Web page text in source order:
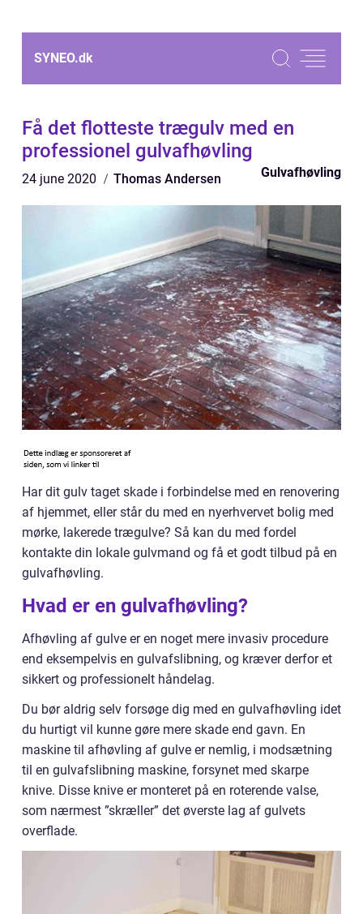
SYNEO.dk
Få det flotteste trægulv med en
professionel gulvafhøvling
24 june 2020 Thomas Andersen Gulvafhøvling
Har dit gulv taget skade i forbindelse med en renovering
af hjemmet, eller står du med en nyerhvervet bolig med
mørke, lakerede trægulve? Så kan du med fordel
kontakte din lokale gulvmand og få et godt tilbud på en
gulvafhøvling.
Hvad er en gulvafhøvling?
Afhøvling af gulve er en noget mere invasiv procedure
end eksempelvis en gulvafslibning, og kræver derfor et
sikkert og professionelt håndelag.
Du bør aldrig selv forsøge dig med en gulvafhøvling idet
du hurtigt vil kunne gøre mere skade end gavn. En
maskine til afhøvling af gulve er nemlig, i modsætning
til en gulvafslibning maskine, forsynet med skarpe
knive. Disse knive er monteret på en roterende valse,
som nærmest ”skræller” det øverste lag af gulvets
overflade.